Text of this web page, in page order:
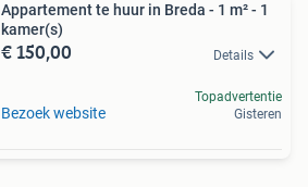
Appartement te huur in Breda - 1 m² - 1
kamer(s)
€ 150,00 Details
Bezoek website
Topadvertentie
Gisteren